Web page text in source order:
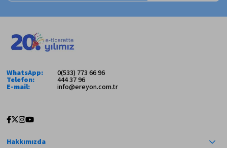
WhatsApp: 0(533) 773 66 96
Telefon: 444 37 96
E-mail: info@ereyon.com.tr
Hakkımızda